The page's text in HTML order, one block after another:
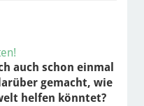
auch schon einmal
gemacht, wie
helfen könntet?